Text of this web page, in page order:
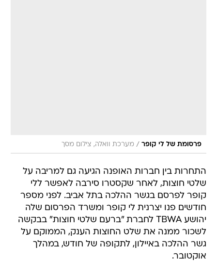
פרסומת של לי קופר / מערכת וואלה, צילום מסך
התחרות בין חברות האופנה הגיעה גם למריבה על
שלטי חוצות, לאחר שקסטרו סירבה לאפשר ללי
קופר לפרסם בגשר ההלכה בתל אביב. לפני מספר
חודשים פנו יצרנית לי קופר ומשרד הפרסום שלה
יהושע TBWA לחברת "ברעם שלטי חוצות" בבקשה
לשכור ממנה את שלט החוצות הענק, הממוקם על
גשר ההלכה באיילון, לתקופה של חודש, במהלך
אוקטובר.